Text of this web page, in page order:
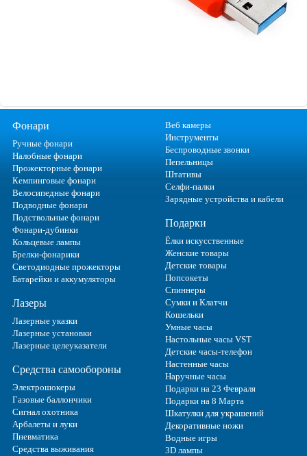
Фонари
Ручные фонари
Налобные фонари
Прожекторные фонари
Кемпинговые фонари
Велосипедные фонари
Подводные фонари
Подствольные фонари
Фонари-дубинки
Кольцевые лампы
Брелки-фонарики
Светодиодные прожекторы
Батарейки и аккумуляторы
Лазеры
Лазерные указки
Лазерные установки
Лазерные целеуказатели
Средства самообороны
Электрошокеры
Газовые баллончики
Сигнал охотника
Арбалеты и луки
Пневматика
Средства выживания
Веб камеры
Инструменты
Беспроводные звонки
Пепельницы
Штативы
Селфи-палки
Зарядные устройства и кабели
Подарки
Ёлки искусственные
Женские товары
Детские товары
Попсокеты
Спиннеры
Сумки и Клатчи
Кошельки
Умные часы
Настольные часы VST
Детские часы-телефон
Настенные часы
Наручные часы
Подарки на 23 Февраля
Подарки на 8 Марта
Шкатулки для украшений
Декоративные ножи
Водные игры
3D лампы